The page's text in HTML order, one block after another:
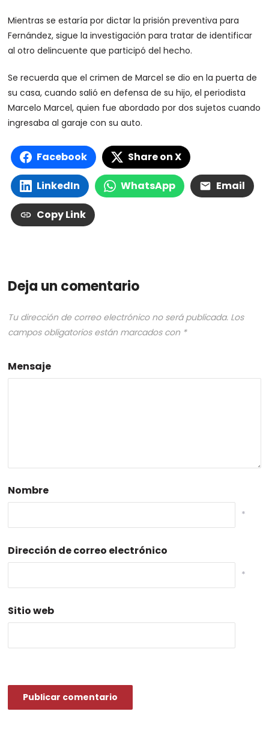
Mientras se estaría por dictar la prisión preventiva para
Fernández, sigue la investigación para tratar de identificar
al otro delincuente que participó del hecho.
Se recuerda que el crimen de Marcel se dio en la puerta de
su casa, cuando salió en defensa de su hijo, el periodista
Marcelo Marcel, quien fue abordado por dos sujetos cuando
ingresaba al garaje con su auto.
Facebook Share on X
LinkedIn WhatsApp Email
Copy Link
Deja un comentario
Tu dirección de correo electrónico no será publicada. Los
campos obligatorios están marcados con *
Mensaje
Nombre
*
Dirección de correo electrónico
*
Sitio web